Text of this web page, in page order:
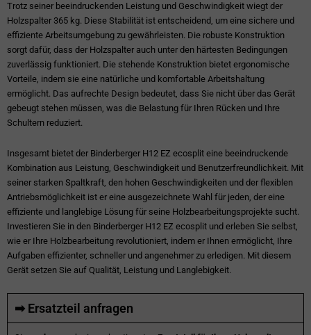
Trotz seiner beeindruckenden Leistung und Geschwindigkeit wiegt der
Holzspalter 365 kg. Diese Stabilität ist entscheidend, um eine sichere und
effiziente Arbeitsumgebung zu gewährleisten. Die robuste Konstruktion
sorgt dafür, dass der Holzspalter auch unter den härtesten Bedingungen
zuverlässig funktioniert. Die stehende Konstruktion bietet ergonomische
Vorteile, indem sie eine natürliche und komfortable Arbeitshaltung
ermöglicht. Das aufrechte Design bedeutet, dass Sie nicht über das Gerät
gebeugt stehen müssen, was die Belastung für Ihren Rücken und Ihre
Schultern reduziert.
Insgesamt bietet der Binderberger H12 EZ ecosplit eine beeindruckende
Kombination aus Leistung, Geschwindigkeit und Benutzerfreundlichkeit. Mit
seiner starken Spaltkraft, den hohen Geschwindigkeiten und der flexiblen
Antriebsmöglichkeit ist er eine ausgezeichnete Wahl für jeden, der eine
effiziente und langlebige Lösung für seine Holzbearbeitungsprojekte sucht.
Investieren Sie in den Binderberger H12 EZ ecosplit und erleben Sie selbst,
wie er Ihre Holzbearbeitung revolutioniert, indem er Ihnen ermöglicht, Ihre
Aufgaben effizienter, schneller und angenehmer zu erledigen. Mit diesem
Gerät setzen Sie auf Qualität, Leistung und Langlebigkeit.
➡ Ersatzteil anfragen